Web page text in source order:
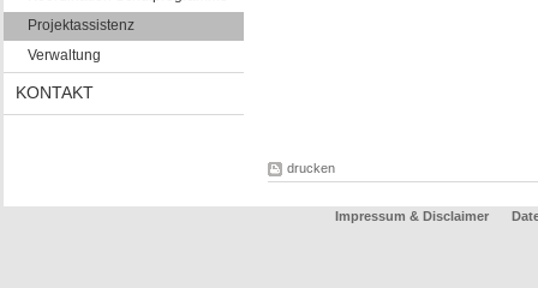
Projektassistenz
Verwaltung
KONTAKT
drucken
Impressum & Disclaimer